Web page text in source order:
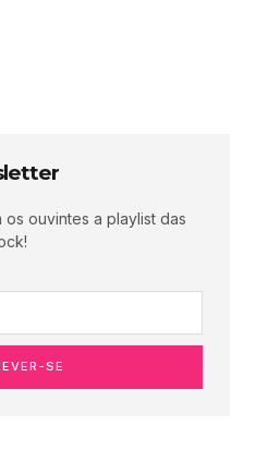
ouvintes a playlist das
SE